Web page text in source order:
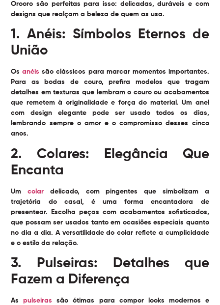
Orooro são perfeitas para isso: delicadas, duráveis e com
designs que realçam a beleza de quem as usa.
1. Anéis: Símbolos Eternos de
União
Osanéis são clássicos para marcar momentos importantes.
Para as bodas de couro, prefira modelos que tragam
detalhes em texturas que lembram o couro ou acabamentos
que remetem à originalidade e força do material. Um anel
com design elegante pode ser usado todos os dias,
lembrando sempre o amor e o compromisso desses cinco
anos.
2. Colares: Elegância Que
Encanta
Umcolar delicado, com pingentes que simbolizam a
trajetória do casal, é uma forma encantadora de
presentear. Escolha peças com acabamentos sofisticados,
que possam ser usados tanto em ocasiões especiais quanto
no dia a dia. A versatilidade do colar reflete a cumplicidade
e o estilo da relação.
3. Pulseiras: Detalhes que
Fazem a Diferença
Aspulseiras
são ótimas para compor looks modernos e